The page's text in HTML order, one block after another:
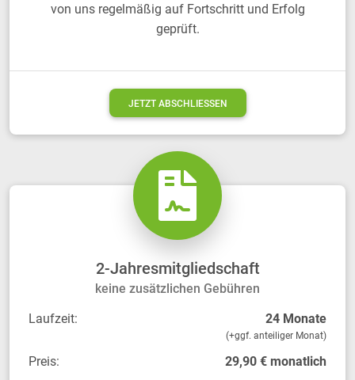
von uns regelmäßig auf Fortschritt und Erfolg
geprüft.
JETZT ABSCHLIESSEN
2-Jahresmitgliedschaft
keine zusätzlichen Gebühren
Laufzeit:
24 Monate
(+ggf. anteiliger Monat)
Preis:
29,90 € monatlich